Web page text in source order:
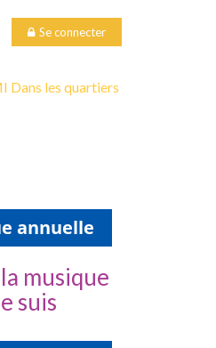
Se connecter
Dans les quartiers
annuelle
musique
suis